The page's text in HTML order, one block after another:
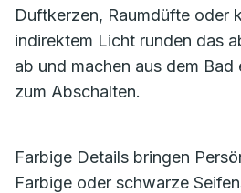
Duftkerzen, Raumdüfte oder
indirektem Licht runden das
ab und machen aus dem
zum Abschalten.
Farbige Details bringen
Farbige oder schwarze